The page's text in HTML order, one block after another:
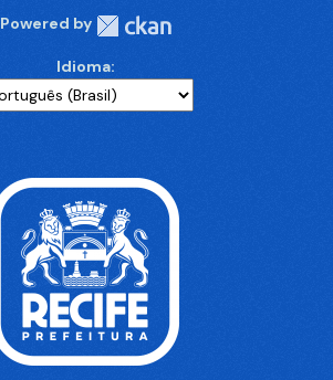
Powered by
Idioma